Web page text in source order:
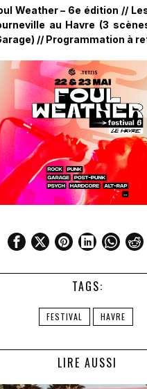
Weather – 6e édition //
au Havre (3
// Programmation à
TAGS:
FESTIVAL HAVRE
LIRE AUSSI